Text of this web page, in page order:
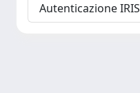
Autenticazione IRIS